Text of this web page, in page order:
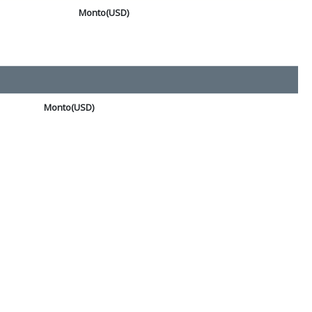
Monto(USD)
Monto(USD)